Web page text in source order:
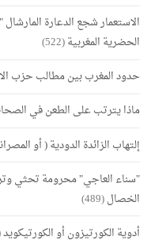
الاستعمار شجع الدعارة
الحضرية المغربية(522)
حدود المغرب بين مطالب حزب
ماذا يترتب على الطعن في
إلتهاب الزائدة الدودية ( أو
"سناء العاجي" محرومة تحثي
الخصال(489)
أدوية الكورتيزون أو الكورتيكويد